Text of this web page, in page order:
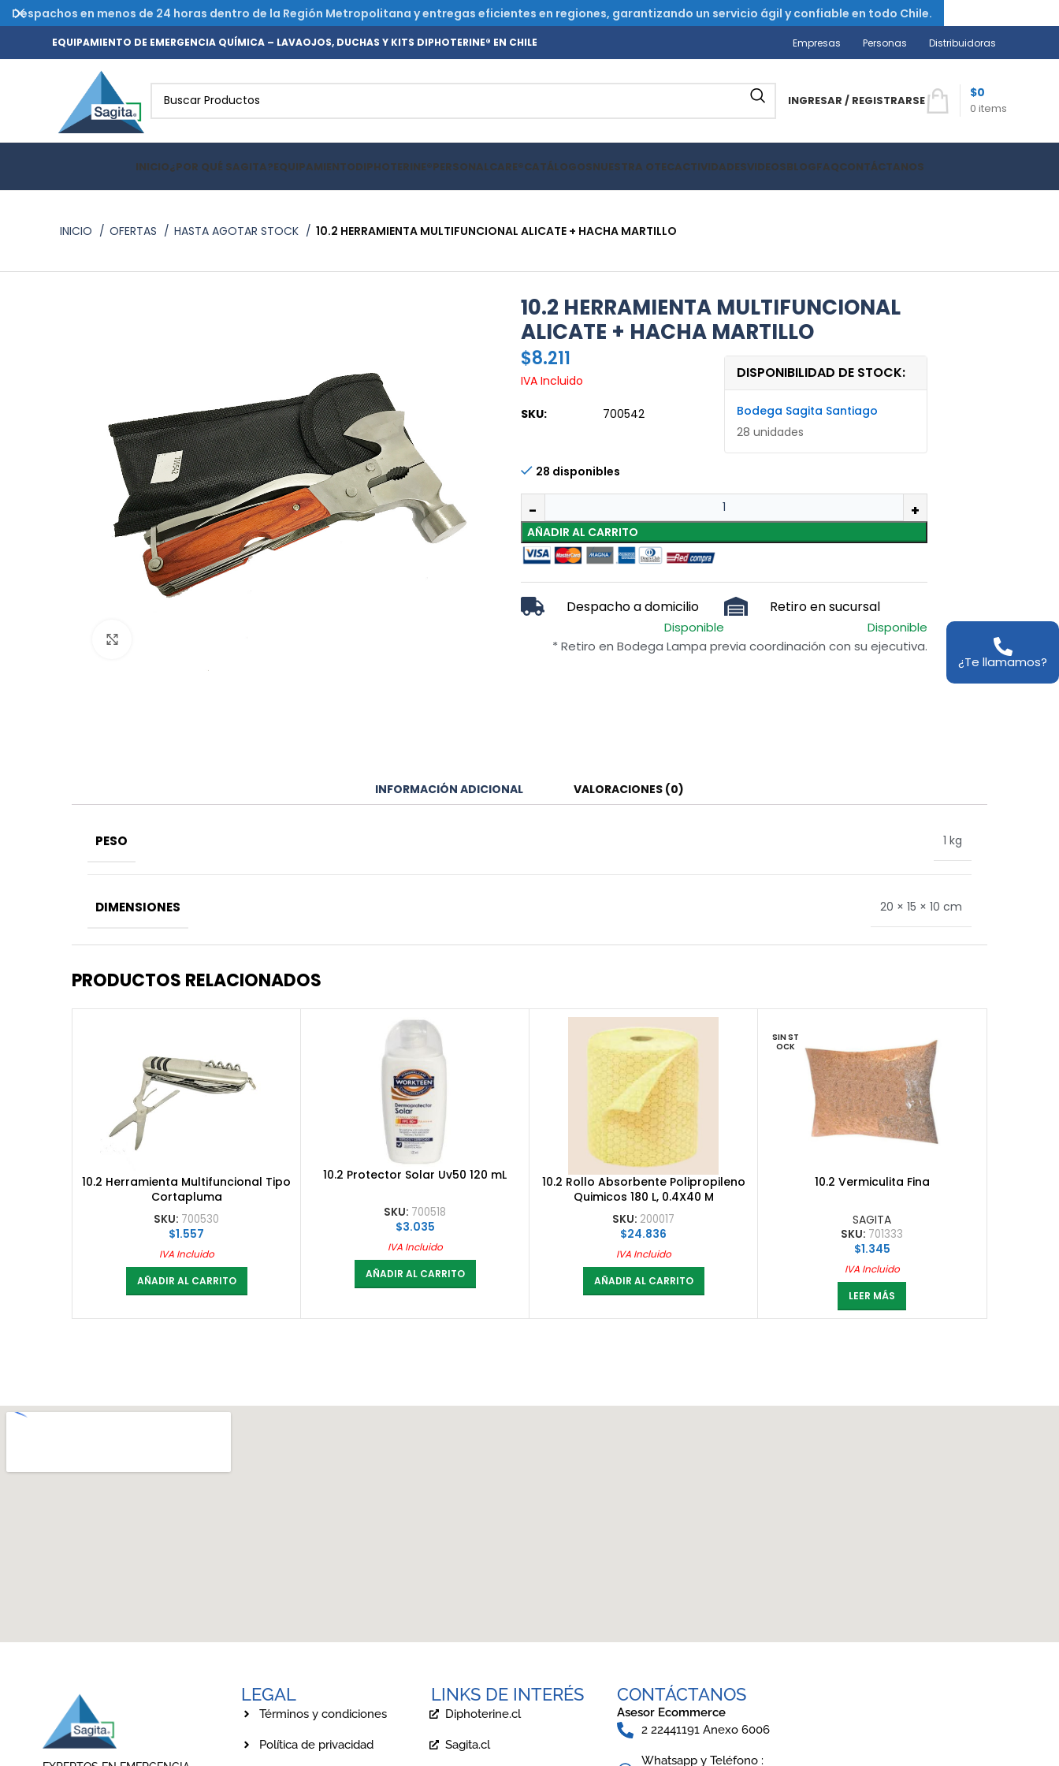
EQUIPAMIENTO DE EMERGENCIA QUÍMICA – LAVAOJOS, DUCHAS Y KITS DIPHOTERINE® EN CHILE Empresas Personas Distribuidoras
INGRESAR / REGISTRARSE
0 items
$0
INICIO¿POR QUÉ SAGITA?EQUIPAMIENTODIPHOTERINE®PERSONALCARE®CATÁLOGOSNUESTRA OTECACTIVIDADESVIDEOSBLOGFAQCONTÁCTANOS
INICIO OFERTAS HASTA AGOTAR STOCK 10.2 HERRAMIENTA MULTIFUNCIONAL ALICATE + HACHA MARTILLO
10.2 HERRAMIENTA MULTIFUNCIONAL
ALICATE + HACHA MARTILLO
¿Te llamamos?
$8.211
IVA Incluido
SKU: 700542
DISPONIBILIDAD DE STOCK:
Bodega Sagita Santiago
28 unidades
28 disponibles
AÑADIR AL CARRITO
Despacho a domicilio
Disponible
Retiro en sucursal
Disponible
* Retiro en Bodega Lampa previa coordinación con su ejecutiva.
INFORMACIÓN ADICIONAL VALORACIONES (0)
PESO 1 kg
DIMENSIONES 20 × 15 × 10 cm
PRODUCTOS RELACIONADOS
10.2 Herramienta Multifuncional Tipo
Cortapluma
SKU: 700530
$1.557
IVA Incluido
AÑADIR AL CARRITO
10.2 Protector Solar Uv50 120 mL
SKU: 700518
$3.035
IVA Incluido
AÑADIR AL CARRITO
10.2 Rollo Absorbente Polipropileno
Quimicos 180 L, 0.4X40 M
SKU: 200017
$24.836
IVA Incluido
AÑADIR AL CARRITO
SIN ST
OCK
10.2 Vermiculita Fina
SAGITA
SKU: 701333
$1.345
IVA Incluido
LEER MÁS
LEGAL
Términos y condiciones
Política de privacidad
LINKS DE INTERÉS
Diphoterine.cl
Sagita.cl
CONTÁCTANOS
Asesor Ecommerce
2 22441191 Anexo 6006
Whatsapp y Teléfono :
Despachos en menos de 24 horas dentro de la Región Metropolitana y entregas eficientes en regiones, garantizando un servicio ágil y confiable en todo Chile.